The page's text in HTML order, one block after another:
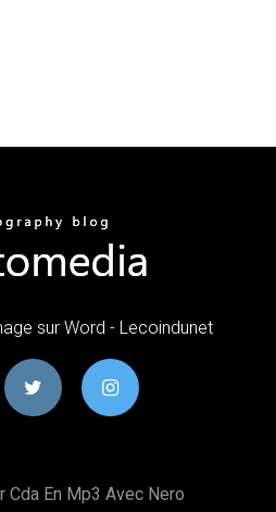
sur Word - Lecoindunet
Cda En Mp3 Avec Nero